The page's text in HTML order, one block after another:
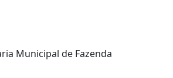
Municipal de Fazenda